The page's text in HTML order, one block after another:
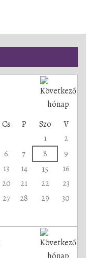
Cs P Szo
V
1
2
6 7 8
9
13 14 15
16
20 21 22
23
27 28 29
30